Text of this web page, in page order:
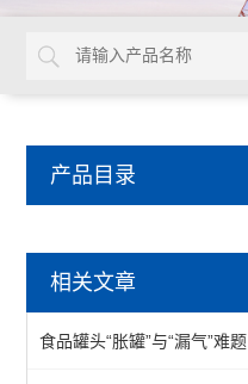
产品目录
锋利度测试仪
牙科种植体动态疲劳试验
相关文章
食品罐头“胀罐”与“漏气”难题